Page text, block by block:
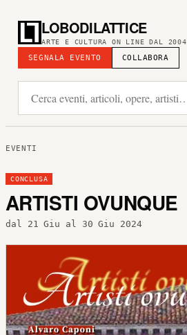
LOBODILATTICE
ARTE E CULTURA ON LINE DAL 2004
SEGNALA EVENTO COLLABORA
EVENTI
CONCLUSA
ARTISTI OVUNQUE
dal 21 Giu al 30 Giu 2024